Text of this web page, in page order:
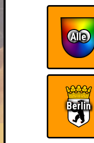
HIGHSCORE
FAQ
Alle
Berlin